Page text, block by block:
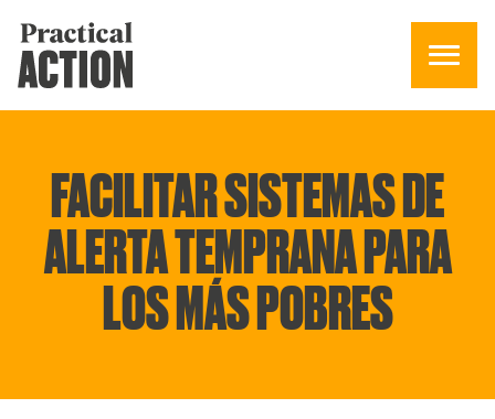
FACILITAR SISTEMAS DE
ALERTA TEMPRANA PARA
LOS MÁS POBRES